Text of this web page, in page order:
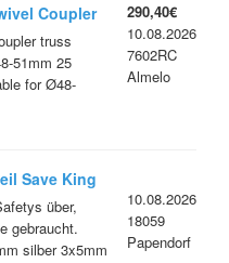
Coupler
tube Ø48-
truss
51mm 25
for Ø48-
290,40€
10.08.2026
7602RC
Almelo
Save King
über,
gebraucht.
silber 3x5mm
10.08.2026
18059
Papendorf